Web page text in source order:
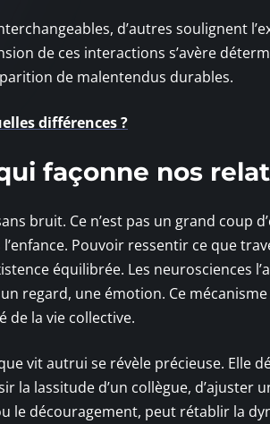
d’autres soulignent
de ces interactions s’avère
de malentendus durables.
différences ?
façonne nos
bruit. Ce n’est pas un grand coup
Pouvoir ressentir ce que
équilibrée. Les neurosciences
regard, une émotion. Ce
la vie collective.
vit autrui se révèle précieuse. Elle
la lassitude d’un collègue, d’ajuster
le découragement, peut rétablir la